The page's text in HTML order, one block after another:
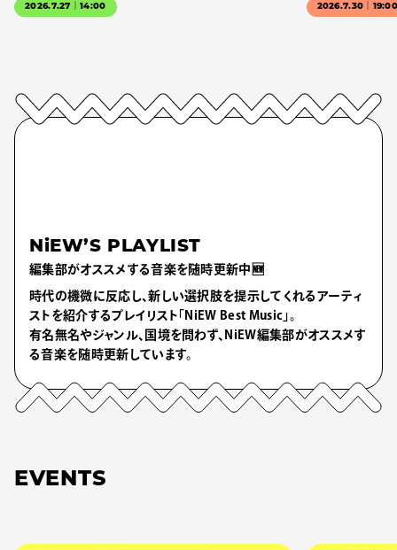
2026.7.27｜14:00 2026.7.30｜
NiEW’S PLAYLIST
編集部がオススメする音楽を随時更新中🆕
時代の機微に反応し、新しい選択肢を提示してくれるアーティ
ストを紹介するプレイリスト「NiEW Best Music」。
有名無名やジャンル、国境を問わず、NiEW編集部がオススメす
る音楽を随時更新しています。
EVENTS